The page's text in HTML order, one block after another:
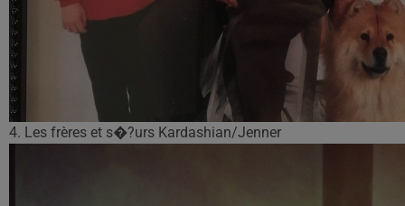
4. Les frères et s�?urs Kardashian/Jenner